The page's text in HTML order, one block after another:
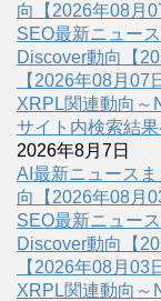
向【2026年08月
SEO最新ニュー
Discover動向【
【2026年08月07
XRPL関連動向～
サイト内検索結
2026年8月7日
AI最新ニュース
向【2026年08月
SEO最新ニュー
Discover動向【
【2026年08月03
XRPL関連動向～